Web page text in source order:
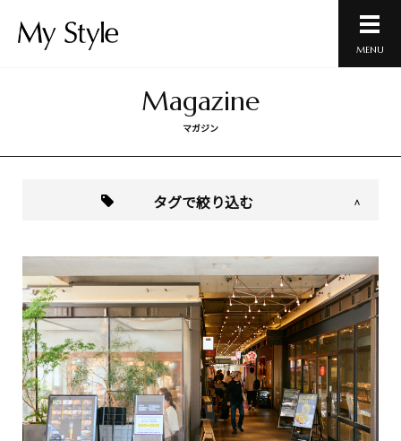
MENU
Magazine
マガジン
タグで絞り込む